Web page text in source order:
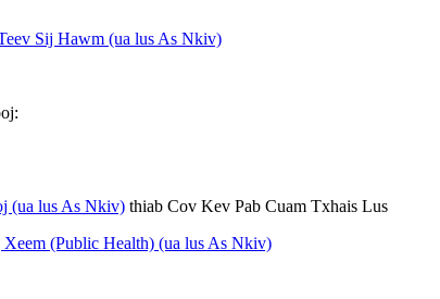
Sij Hawm (ua lus As Nkiv)
(ua lus As Nkiv) thiab Cov Kev Pab Cuam Txhais Lus
(Public Health) (ua lus As Nkiv)